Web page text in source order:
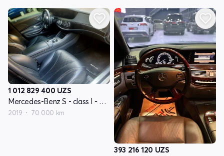
1 012 829 400 UZS
Mercedes-Benz S - class I - avlod W222 restyling
2019 70 000 km
393 216 120 UZS